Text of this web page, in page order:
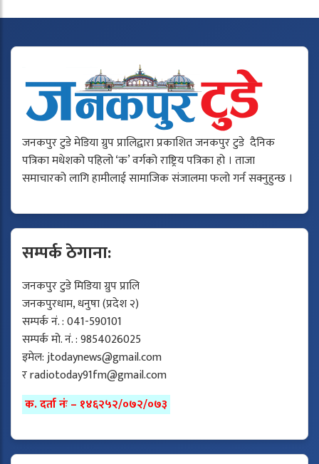
जनकपुर टुडे मेडिया ग्रुप प्रालिद्वारा प्रकाशित जनकपुर टुडे दैनिक
पत्रिका मधेशको पहिलो ‘क’ वर्गको राष्ट्रिय पत्रिका हो । ताजा
समाचारको लागि हामीलाई सामाजिक संजालमा फलो गर्न सक्नुहुन्छ ।
सम्पर्क ठेगाना:
जनकपुर टुडे मिडिया ग्रुप प्रालि
जनकपुरधाम, धनुषा (प्रदेश २)
सम्पर्क नं. : 041-590101
सम्पर्क मो. नं. : 9854026025
इमेल:jtodaynews@gmail.com
रradiotoday91fm@gmail.com
क. दर्ता नंः – १४६२५२/०७२/०७३